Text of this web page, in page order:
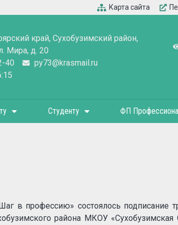
Карта сайта
край, Сухобузимский район,
Мира, д. 20
40
py73@krasmail.ru
Студенту ФП
в профессию» состоялось подписание
района МКОУ